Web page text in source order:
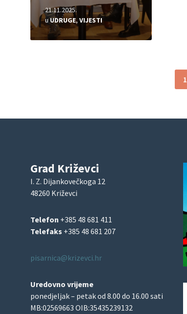
21.11.2025.
uUDRUGE, VIJESTI
objava
1
Grad Križevci
I. Z. Dijankovečkoga 12
48260 Križevci
Telefon +385 48 681 411
Telefaks +385 48 681 207
pisarnica@krizevci.hr
Uredovno vrijeme
ponedjeljak – petak od 8.00 do 16.00 sati
MB:02569663 OIB:35435239132